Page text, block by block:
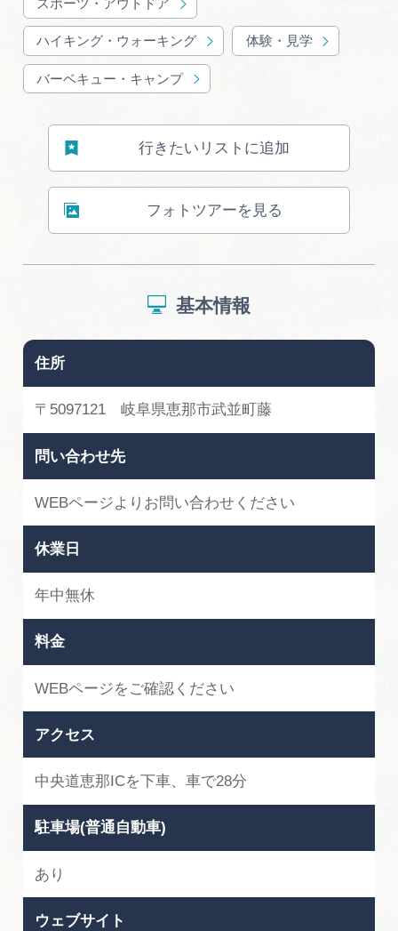
スポーツ・アウトドア
ハイキング・ウォーキング 体験・見学
バーベキュー・キャンプ
行きたいリストに追加
フォトツアーを見る
基本情報
住所
〒5097121 岐阜県恵那市武並町藤
問い合わせ先
WEBページよりお問い合わせください
休業日
年中無休
料金
WEBページをご確認ください
アクセス
中央道恵那ICを下車、車で28分
駐車場(普通自動車)
あり
ウェブサイト